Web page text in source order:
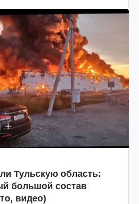
Тульскую область:
большой состав
видео)